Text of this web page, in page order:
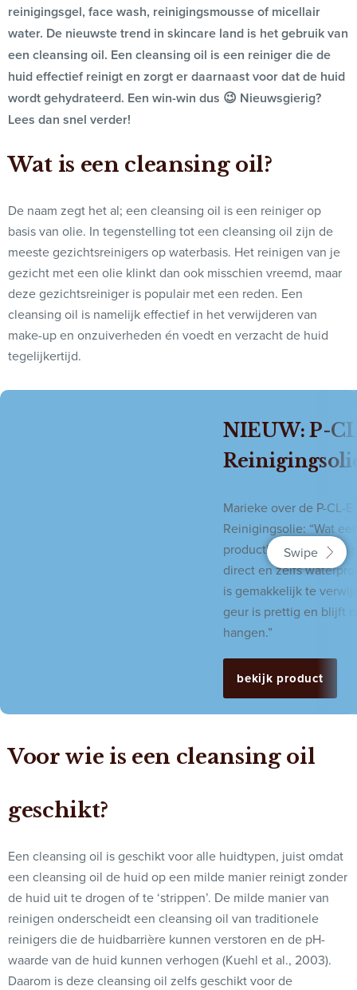
reinigingsgel, face wash, reinigingsmousse of micellair
water. De nieuwste trend in skincare land is het gebruik van
een cleansing oil. Een cleansing oil is een reiniger die de
huid effectief reinigt en zorgt er daarnaast voor dat de huid
wordt gehydrateerd. Een win-win dus 😉 Nieuwsgierig?
Lees dan snel verder!
Wat is een cleansing oil?
De naam zegt het al; een cleansing oil is een reiniger op
basis van olie. In tegenstelling tot een cleansing oil zijn de
meeste gezichtsreinigers op waterbasis. Het reinigen van je
gezicht met een olie klinkt dan ook misschien vreemd, maar
deze gezichtsreiniger is populair met een reden. Een
cleansing oil is namelijk effectief in het verwijderen van
make-up en onzuiverheden én voedt en verzacht de huid
tegelijkertijd.
NIEUW: P-
Marieke over de P-CL-E
Reinigingsolie: “Wat
product! Mijn make-up
direct en zelfs
is gemakkelijk te
geur is prettig en blijft
hangen.”
bekijk product
Voor wie is een cleansing oil
geschikt?
Een cleansing oil is geschikt voor alle huidtypen, juist omdat
een cleansing oil de huid op een milde manier reinigt zonder
de huid uit te drogen of te ‘strippen’. De milde manier van
reinigen onderscheidt een cleansing oil van traditionele
reinigers die de huidbarrière kunnen verstoren en de pH-
waarde van de huid kunnen verhogen (Kuehl et al., 2003).
Daarom is deze cleansing oil zelfs geschikt voor de